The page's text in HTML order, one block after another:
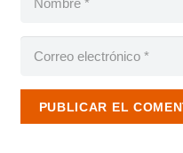
PUBLICAR EL